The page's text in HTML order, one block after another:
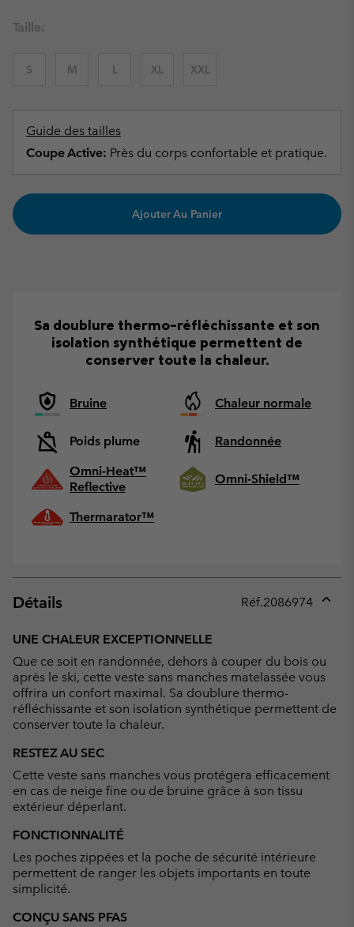
Taille:
S M L XL XXL
Guide des tailles
Coupe Active: Près du corps confortable et pratique.
Ajouter Au Panier
Sa doublure thermo-réfléchissante et son
isolation synthétique permettent de
conserver toute la chaleur.
Bruine Chaleur normale
Poids plume
Randonnée
Omni-Heat™
Reflective
Omni-Shield™
Thermarator™
Détails Réf.2086974
UNE CHALEUR EXCEPTIONNELLE
Que ce soit en randonnée, dehors à couper du bois ou
après le ski, cette veste sans manches matelassée vous
offrira un confort maximal. Sa doublure thermo-
réfléchissante et son isolation synthétique permettent de
conserver toute la chaleur.
RESTEZ AU SEC
Cette veste sans manches vous protégera efficacement
en cas de neige fine ou de bruine grâce à son tissu
extérieur déperlant.
FONCTIONNALITÉ
Les poches zippées et la poche de sécurité intérieure
permettent de ranger les objets importants en toute
simplicité.
CONÇU SANS PFAS